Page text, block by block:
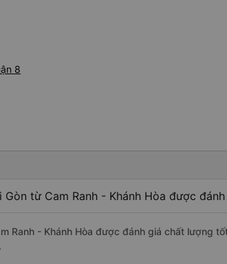
8
Gòn từ Cam Ranh - Khánh Hòa được
Ranh - Khánh Hòa được đánh giá chất lượng